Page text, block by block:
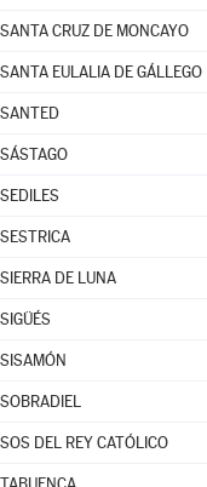
SANTA CRUZ DE MONCAYO
SANTA EULALIA DE GÁLLEGO
SANTED
SÁSTAGO
SEDILES
SESTRICA
SIERRA DE LUNA
SIGÜÉS
SISAMÓN
SOBRADIEL
SOS DEL REY CATÓLICO